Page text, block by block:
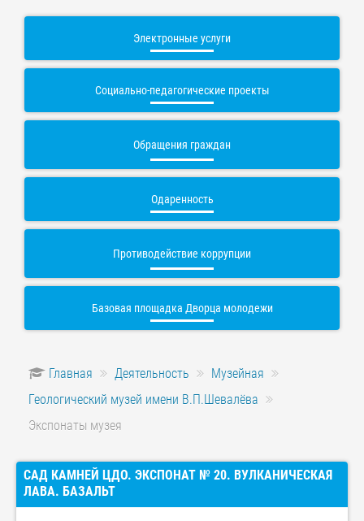
Электронные услуги
Социально-педагогические проекты
Обращения граждан
Одаренность
Противодействие коррупции
Базовая площадка Дворца молодежи
Главная Деятельность
Музейная
Геологический музей имени В.П.Шевалёва
Экспонаты музея
САД КАМНЕЙ ЦДО. ЭКСПОНАТ № 20. ВУЛКАНИЧЕСКАЯ
ЛАВА. БАЗАЛЬТ